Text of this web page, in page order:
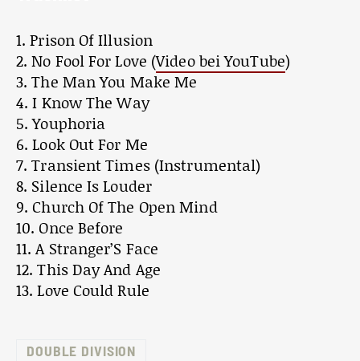
1. Prison Of Illusion
2. No Fool For Love (Video bei YouTube)
3. The Man You Make Me
4. I Know The Way
5. Youphoria
6. Look Out For Me
7. Transient Times (Instrumental)
8. Silence Is Louder
9. Church Of The Open Mind
10. Once Before
11. A Stranger’S Face
12. This Day And Age
13. Love Could Rule
DOUBLE DIVISION